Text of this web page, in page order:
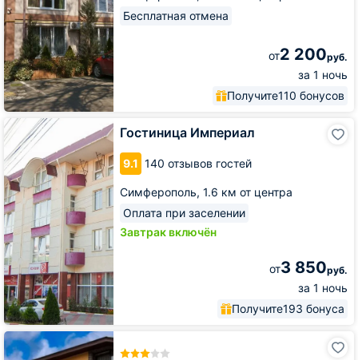
Бесплатная отмена
от2 200руб.
за 1 ночь
Получите110 бонусов
Гостиница Империал
9.1 140 отзывов гостей
Симферополь, 1.6 км от центра
Оплата при заселении
Завтрак включён
от3 850руб.
за 1 ночь
Получите193 бонуса
Гостиница
Империал
Гостиница
Valencia